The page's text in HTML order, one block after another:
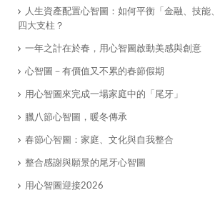
人生資產配置心智圖：如何平衡「金融、技能
四大支柱？
一年之計在於春，用心智圖啟動美感與創意
心智圖－有價值又不累的春節假期
用心智圖來完成一場家庭中的「尾牙」
臘八節心智圖，暖冬傳承
春節心智圖：家庭、文化與自我整合
整合感謝與願景的尾牙心智圖
用心智圖迎接2026